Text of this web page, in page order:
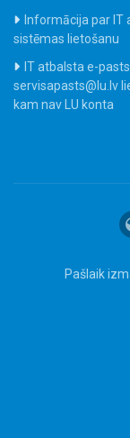
Informācija par IT
sistēmas lietošanu
IT atbalsta e-pasts
servisapasts@lu.lv
kam nav LU konta
Pašlaik